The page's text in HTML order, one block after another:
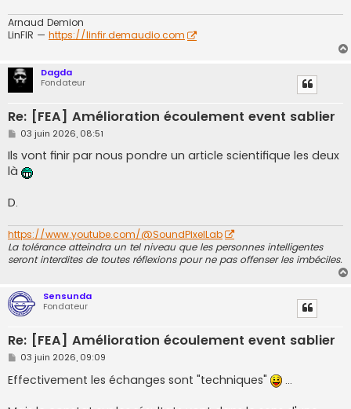
Arnaud Demion
LinFIR — https://linfir.demaudio.com
Dagda
Fondateur
Re: [FEA] Amélioration écoulement event sablier
M
s
s
a
03 juin 2026, 08:51
Ils vont finir par nous pondre un article scientifique les deux
là
D.
https://www.youtube.com/@SoundPixelLab
La tolérance atteindra un tel niveau que les personnes intelligentes
seront interdites de toutes réflexions pour ne pas offenser les imbéciles.
Sensunda
Fondateur
Re: [FEA] Amélioration écoulement event sablier
M
s
s
03 juin 2026, 09:09
Effectivement les échanges sont "techniques"
...